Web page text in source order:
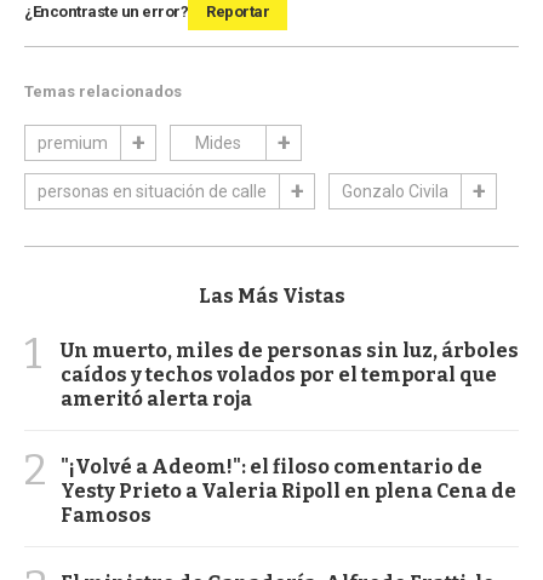
¿Encontraste un error? Reportar
Temas relacionados
premium Mides
personas en situación de calle Gonzalo Civila
Las Más Vistas
1
Un muerto, miles de personas sin luz, árboles
caídos y techos volados por el temporal que
ameritó alerta roja
2
"¡Volvé a Adeom!": el filoso comentario de
Yesty Prieto a Valeria Ripoll en plena Cena de
Famosos